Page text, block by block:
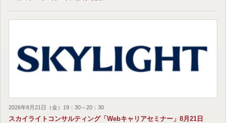
2026年8月21日（金）19：30～20：30
スカイライトコンサルティング「Webキャリアセミナー」8月21日